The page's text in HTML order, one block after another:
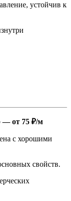
устойчив к
— от 75 ₽/м
с хорошими
свойств.